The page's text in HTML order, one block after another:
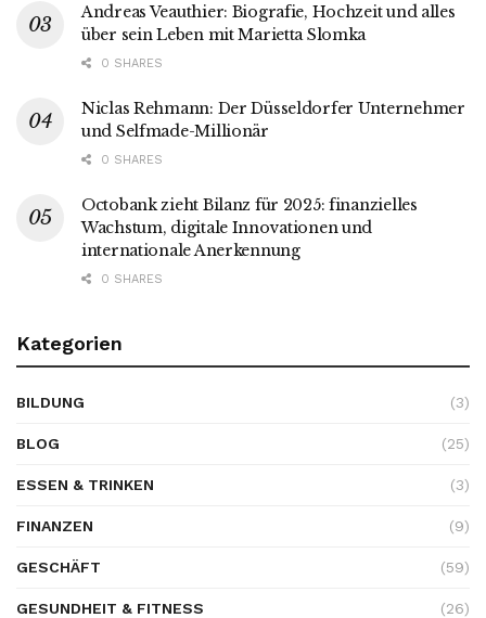
Andreas Veauthier: Biografie, Hochzeit und alles
über sein Leben mit Marietta Slomka
0 SHARES
Niclas Rehmann: Der Düsseldorfer Unternehmer
und Selfmade-Millionär
0 SHARES
Octobank zieht Bilanz für 2025: finanzielles
Wachstum, digitale Innovationen und
internationale Anerkennung
0 SHARES
Kategorien
BILDUNG (3)
BLOG (25)
ESSEN & TRINKEN (3)
FINANZEN (9)
GESCHÄFT (59)
GESUNDHEIT & FITNESS (26)